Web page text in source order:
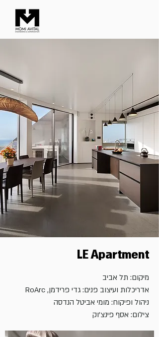
LE Apartment
מיקום: תל אביב
אדריכלות ועיצוב פנים: גדי פרידמן, RoArc
ניהול ופיקוח: מומי אביטל הנדסה
צילום: אסף פינצ'וק